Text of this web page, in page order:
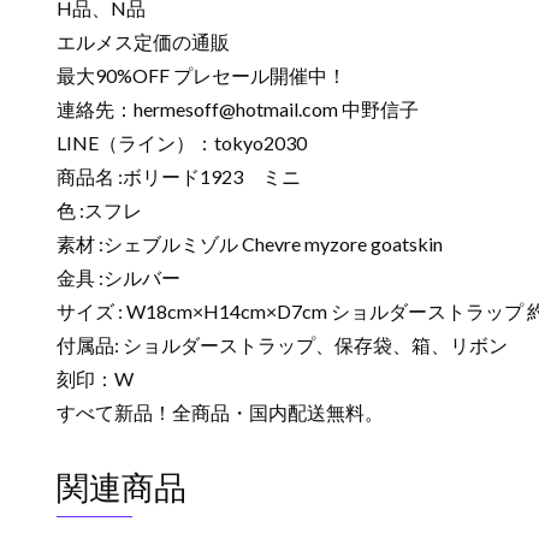
H品、N品
エルメス定価の通販
最大90%OFF プレセール開催中！
連絡先： hermesoff@hotmail.com中野信子
LINE（ライン）：tokyo2030
商品名 :ボリード1923 ミニ
色 :スフレ
素材 :シェブルミゾル Chevre myzore goatskin
金具 :シルバー
サイズ : W18cm×H14cm×D7cm ショルダーストラップ
付属品: ショルダーストラップ、保存袋、箱、リボン
刻印：W
すべて新品！全商品・国内配送無料。
関連商品